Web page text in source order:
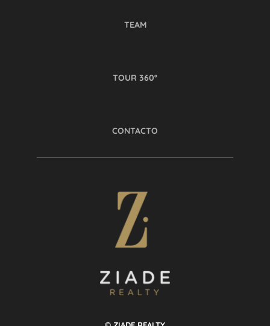
TEAM
TOUR 360º
CONTACTO